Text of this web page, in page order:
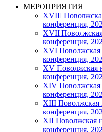
МЕРОПРИЯТИЯ
XVIII
конференция,
XVII Поволжская
конференция,
XVI Поволжская
конференция,
ХV Поволжская
конференция,
ХIV Поволжская
конференция,
ХIII Поволжская
конференция,
ХII Поволжская
конференция,